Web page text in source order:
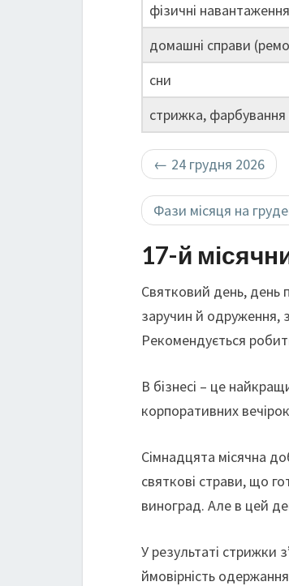
фізичні навантаження
домашні справи
сни
стрижка, фарбування
← 24 грудня 2026
Фази місяця на
17-й
Святковий день, день
заручин й одруження,
Рекомендується
В бізнесі – це
корпоративних
Сімнадцята місячна
святкові страви, що
виноград. Але в цей
У результаті стрижки
ймовірність